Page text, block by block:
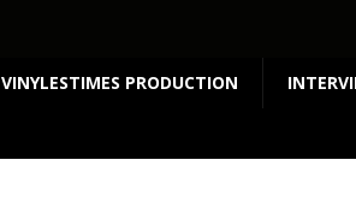
VINYLESTIMES PRODUCTION